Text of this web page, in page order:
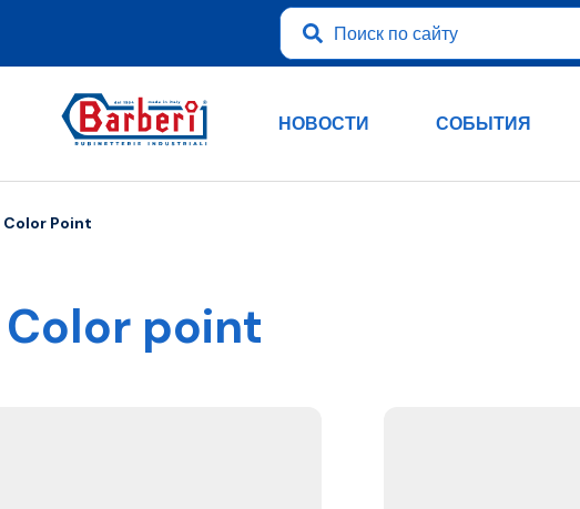
НОВОСТИ СОБЫТИЯ
Color Point
Color point